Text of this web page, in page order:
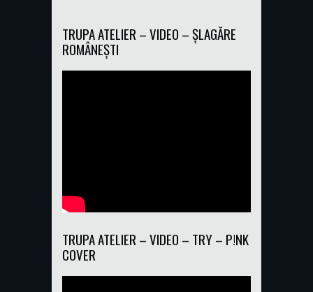
TRUPA ATELIER – VIDEO – ȘLAGĂRE
ROMÂNEȘTI
TRUPA ATELIER – VIDEO – TRY – P!NK
COVER